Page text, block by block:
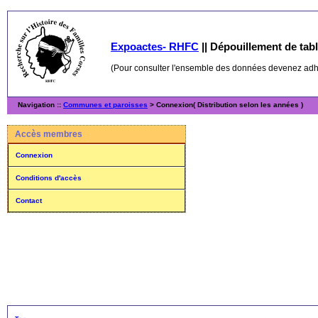
Expoactes- RHFC || Dépouillement de
(Pour consulter l'ensemble des données devenez
Navigation :: Communes et paroisses > Connexion( Distribution selon les années )
Accès membres
Connexion
Conditions d'accès
Contact